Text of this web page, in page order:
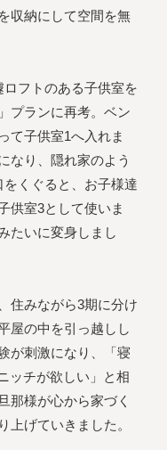
収納にして空間を無
フトのある子供室を
プランに再考。ベン
て子供室1へ入れま
なり、隠れ家のよう
くぐると、お子様達
供室3として使いま
たいに変身しまし
住みながら3期に分け
屋の中を引っ越しし
が刺激になり、「寝
ッチが欲しい」と相
那様が心から家づく
上げていきました。